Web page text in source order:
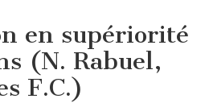
en supériorité
(N. Rabuel,
F.C.)